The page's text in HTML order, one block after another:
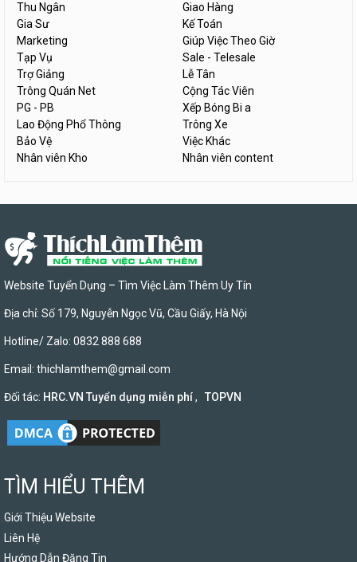
Thu Ngân
Giao Hàng
Gia Sư
Kế Toán
Marketing
Giúp Việc Theo Giờ
Tạp Vụ
Sale - Telesale
Trợ Giảng
Lễ Tân
Trông Quán Net
Cộng Tác Viên
PG - PB
Xếp Bóng Bi a
Lao Động Phổ Thông
Trông Xe
Bảo Vệ
Việc Khác
Nhân viên Kho
Nhân viên content
Website Tuyển Dụng – Tìm Việc Làm Thêm Uy Tín
Địa chỉ: Số 179, Nguyễn Ngọc Vũ, Cầu Giấy, Hà Nội
Hotline/ Zalo: 0832 888 688
Email: thichlamthem@gmail.com
Đối tác: HRC.VN Tuyển dụng miễn phí, TOPVN
TÌM HIỂU THÊM
Giới Thiệu Website
Liên Hệ
Hướng Dẫn Đăng Tin